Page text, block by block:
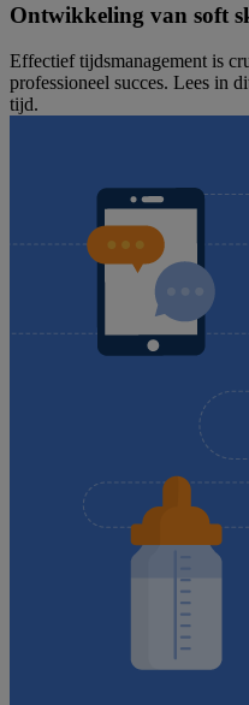
Ontwikkeling van soft
Effectief tijdsmanagement is
professioneel succes. Lees in
tijd.